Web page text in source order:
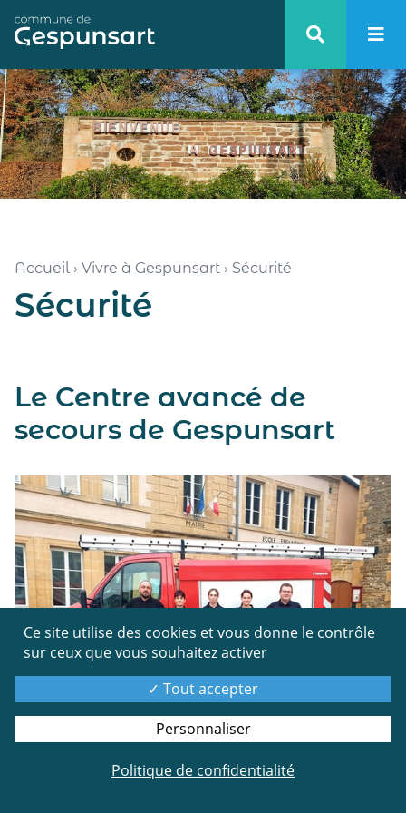
Haut de page
Accueil › Vivre à Gespunsart › Sécurité
Sécurité
Le Centre avancé de
secours de Gespunsart
Ce site utilise des cookies et vous donne le contrôle
sur ceux que vous souhaitez activer
Tout accepter
Personnaliser
Politique de confidentialité